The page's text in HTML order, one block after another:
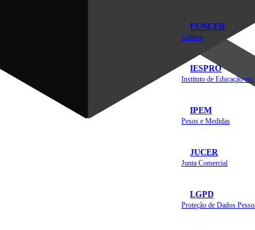
FUNCER
Cultura
IESPRO
IPEM
Pesos e Medidas
JUCER
Junta Comercial
LGPD
Proteção de Dados